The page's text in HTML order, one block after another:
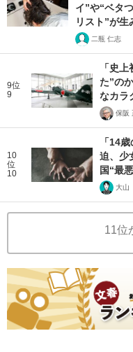
イ”や“ベタ
リスト”が
二瓶 仁志
9位
9
「史
た”の
なカラ
保阪
10
位
10
「14
迫、少
国“最
大山
11位